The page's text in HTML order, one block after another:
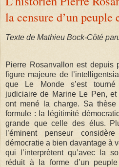
la censure d’un peuple
Texte de Mathieu Bock-Côté
Pierre Rosanvallon est depuis
figure majeure de
que Le Monde s’est tourné
judiciaire de Marine Le Pen,
ont mené la charge. Sa
formule : la légitimité
grande que celle des élus.
l’éminent penseur
démocratie a bien davantage à
qui l’interprètent qu’avec la
réduit à la forme d’un